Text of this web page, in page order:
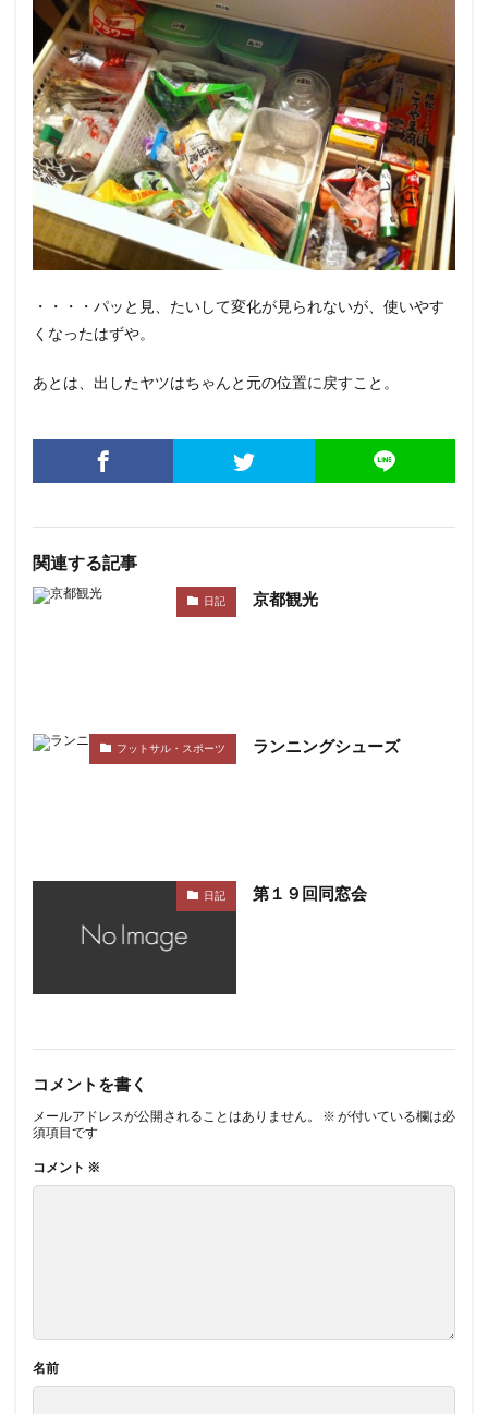
・・・・パッと見、たいして変化が見られないが、使いやす
くなったはずや。
あとは、出したヤツはちゃんと元の位置に戻すこと。
関連する記事
日記 京都観光
フットサル・スポーツ ランニングシューズ
日記 第１９回同窓会
コメントを書く
メールアドレスが公開されることはありません。 ※ が付いている欄は必
須項目です
コメント ※
名前